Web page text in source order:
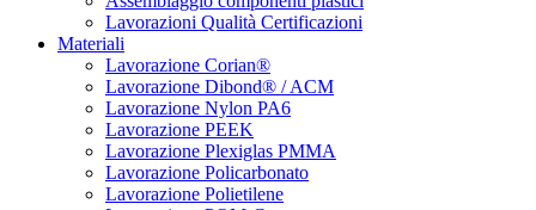
Lavorazioni Qualità Certificazioni
Materiali
Lavorazione Corian®
Lavorazione Dibond® / ACM
Lavorazione Nylon PA6
Lavorazione PEEK
Lavorazione Plexiglas PMMA
Lavorazione Policarbonato
Lavorazione Polietilene